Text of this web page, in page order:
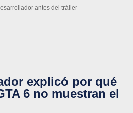
antes del tráiler
explicó por qué
6 no muestran el